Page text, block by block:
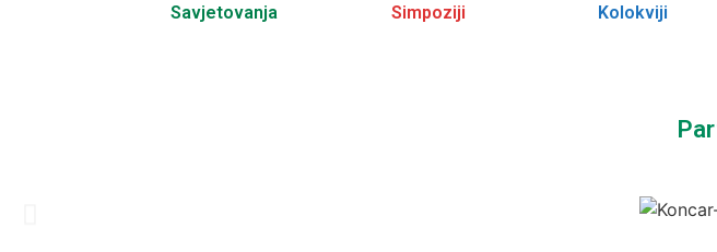
Savjetovanja Simpoziji Kolokviji